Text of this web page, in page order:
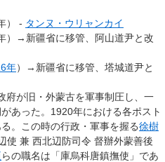
） - タンヌ・ウリャンカイ
）→新疆省に移管、阿山道尹と改
年）→新疆省に移管、塔城道尹と
府が旧・外蒙古を軍事制圧し、一
あった。1920年における各ポスト
。この時の行政・軍事を握る徐樹
使 兼 西北辺防司令 督辦外蒙善後
らの職名は「庫烏科唐鎮撫使」であ